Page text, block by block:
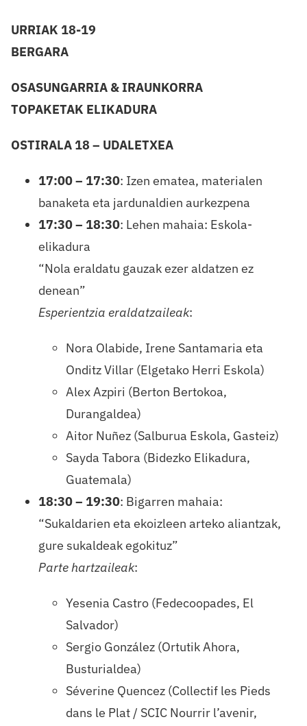
URRIAK 18-19
BERGARA
OSASUNGARRIA & IRAUNKORRA
TOPAKETAK ELIKADURA
OSTIRALA 18 – UDALETXEA
17:00 – 17:30: Izen ematea, materialen
banaketa eta jardunaldien aurkezpena
17:30 – 18:30: Lehen mahaia: Eskola-
elikadura
“Nola eraldatu gauzak ezer aldatzen ez
denean”
Esperientzia eraldatzaileak:
Nora Olabide, Irene Santamaria eta
Onditz Villar (Elgetako Herri Eskola)
Alex Azpiri (Berton Bertokoa,
Durangaldea)
Aitor Nuñez (Salburua Eskola, Gasteiz)
Sayda Tabora (Bidezko Elikadura,
Guatemala)
18:30 – 19:30: Bigarren mahaia:
“Sukaldarien eta ekoizleen arteko aliantzak,
gure sukaldeak egokituz”
Parte hartzaileak:
Yesenia Castro (Fedecoopades, El
Salvador)
Sergio González (Ortutik Ahora,
Busturialdea)
Séverine Quencez (Collectif les Pieds
dans le Plat / SCIC Nourrir l’avenir,